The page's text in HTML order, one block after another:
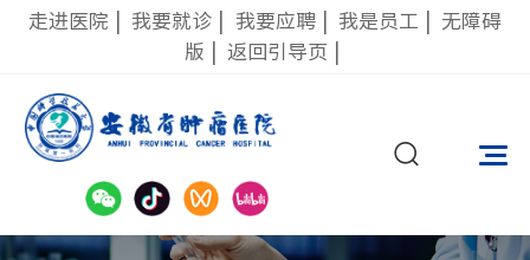
走进医院 我要就诊 我要应聘 我是员工
无障碍
版
返回引导页